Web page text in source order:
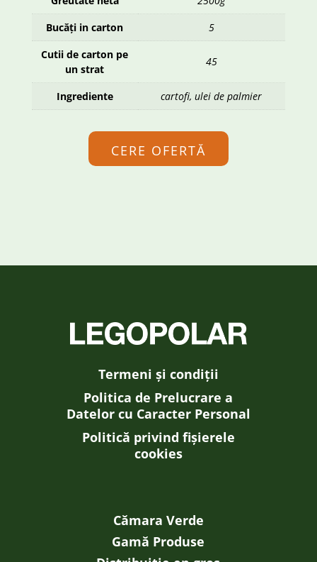
Bucăți in carton
5
Cutii de carton pe
un strat
45
Ingrediente cartofi, ulei de palmier
CERE OFERTĂ
Termeni și condiții
Politica de Prelucrare a
Datelor cu Caracter Personal
Politică privind fișierele
cookies
Cămara Verde
Gamă Produse